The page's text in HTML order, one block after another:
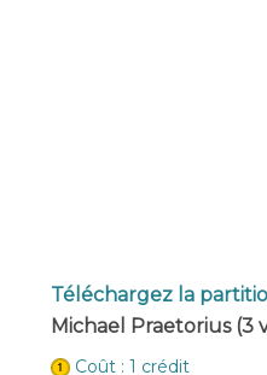
Téléchargez la
Michael Praetorius (3
Coût : 1 crédit